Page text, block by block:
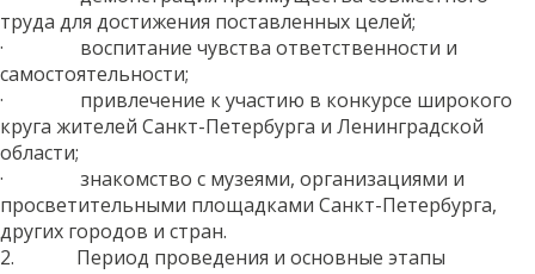
труда для достижения поставленных целей;
· воспитание чувства ответственности и
самостоятельности;
· привлечение к участию в конкурсе широкого
круга жителей Санкт-Петербурга и Ленинградской
области;
· знакомство с музеями, организациями и
просветительными площадками Санкт-Петербурга,
других городов и стран.
2. Период проведения и основные этапы